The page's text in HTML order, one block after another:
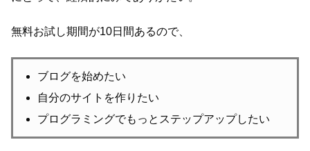
無料お試し期間が10日間あるので、
ブログを始めたい
自分のサイトを作りたい
プログラミングでもっとステップアップしたい